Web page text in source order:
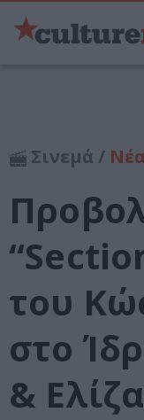
Σινεμά /
του
στο
&